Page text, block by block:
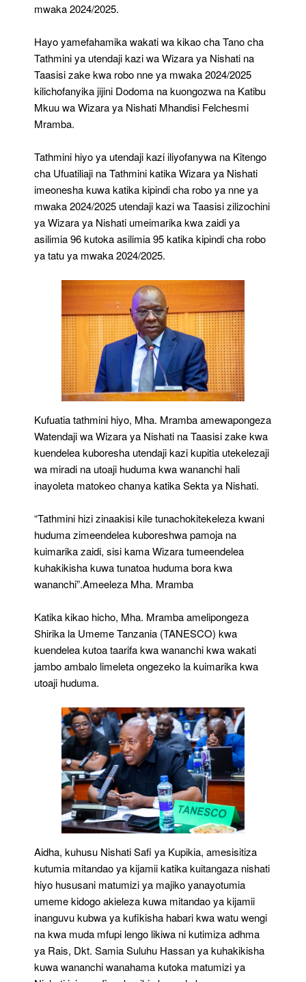
mwaka 2024/2025.
Hayo yamefahamika wakati wa kikao cha Tano cha
Tathmini ya utendaji kazi wa Wizara ya Nishati na
Taasisi zake kwa robo nne ya mwaka 2024/2025
kilichofanyika jijini Dodoma na kuongozwa na Katibu
Mkuu wa Wizara ya Nishati Mhandisi Felchesmi
Mramba.
Tathmini hiyo ya utendaji kazi iliyofanywa na Kitengo
cha Ufuatiliaji na Tathmini katika Wizara ya Nishati
imeonesha kuwa katika kipindi cha robo ya nne ya
mwaka 2024/2025 utendaji kazi wa Taasisi zilizochini
ya Wizara ya Nishati umeimarika kwa zaidi ya
asilimia 96 kutoka asilimia 95 katika kipindi cha robo
ya tatu ya mwaka 2024/2025.
Kufuatia tathmini hiyo, Mha. Mramba amewapongeza
Watendaji wa Wizara ya Nishati na Taasisi zake kwa
kuendelea kuboresha utendaji kazi kupitia utekelezaji
wa miradi na utoaji huduma kwa wananchi hali
inayoleta matokeo chanya katika Sekta ya Nishati.
“Tathmini hizi zinaakisi kile tunachokitekeleza kwani
huduma zimeendelea kuboreshwa pamoja na
kuimarika zaidi, sisi kama Wizara tumeendelea
kuhakikisha kuwa tunatoa huduma bora kwa
wananchi”.Ameeleza Mha. Mramba
Katika kikao hicho, Mha. Mramba amelipongeza
Shirika la Umeme Tanzania (TANESCO) kwa
kuendelea kutoa taarifa kwa wananchi kwa wakati
jambo ambalo limeleta ongezeko la kuimarika kwa
utoaji huduma.
Aidha, kuhusu Nishati Safi ya Kupikia, amesisitiza
kutumia mitandao ya kijamii katika kuitangaza nishati
hiyo hususani matumizi ya majiko yanayotumia
umeme kidogo akieleza kuwa mitandao ya kijamii
inanguvu kubwa ya kufikisha habari kwa watu wengi
na kwa muda mfupi lengo likiwa ni kutimiza adhma
ya Rais, Dkt. Samia Suluhu Hassan ya kuhakikisha
kuwa wananchi wanahama kutoka matumizi ya